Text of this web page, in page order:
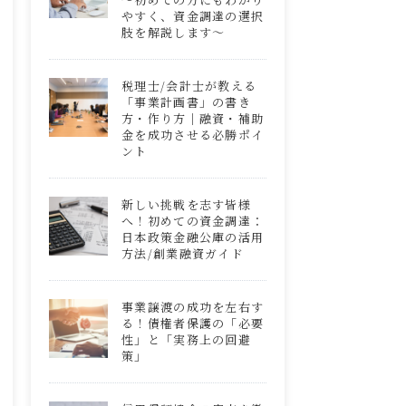
やすく、資金調達の選択
肢を解説します～
税理士/会計士が教える
「事業計画書」の書き
方・作り方｜融資・補助
金を成功させる必勝ポイ
ント
新しい挑戦を志す皆様
へ！初めての資金調達：
日本政策金融公庫の活用
方法/創業融資ガイド
事業譲渡の成功を左右す
る！債権者保護の「必要
性」と「実務上の回避
策」